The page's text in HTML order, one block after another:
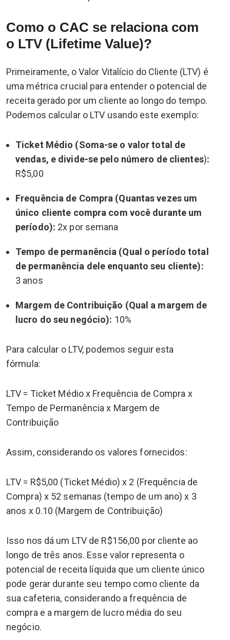
Como o CAC se relaciona com
o LTV (Lifetime Value)?
Primeiramente, o Valor Vitalício do Cliente (LTV) é
uma métrica crucial para entender o potencial de
receita gerado por um cliente ao longo do tempo.
Podemos calcular o LTV usando este exemplo:
Ticket Médio (Soma-se o valor total de
vendas, e divide-se pelo número de clientes):
R$5,00
Frequência de Compra (Quantas vezes um
único cliente compra com você durante um
período): 2x por semana
Tempo de permanência (Qual o período total
de permanência dele enquanto seu cliente):
3 anos
Margem de Contribuição (Qual a margem de
lucro do seu negócio): 10%
Para calcular o LTV, podemos seguir esta
fórmula:
LTV = Ticket Médio x Frequência de Compra x
Tempo de Permanência x Margem de
Contribuição
Assim, considerando os valores fornecidos:
LTV = R$5,00 (Ticket Médio) x 2 (Frequência de
Compra) x 52 semanas (tempo de um ano) x 3
anos x 0.10 (Margem de Contribuição)
Isso nos dá um LTV de R$156,00 por cliente ao
longo de três anos. Esse valor representa o
potencial de receita líquida que um cliente único
pode gerar durante seu tempo como cliente da
sua cafeteria, considerando a frequência de
compra e a margem de lucro média do seu
negócio.